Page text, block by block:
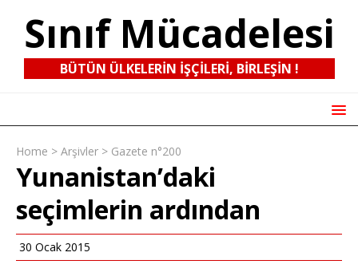
Sınıf Mücadelesi
BÜTÜN ÜLKELERIN IŞÇILERI, BIRLEŞIN !
Home > Arşivler > Gazete n°200
Yunanistan’daki
seçimlerin ardından
30 Ocak 2015